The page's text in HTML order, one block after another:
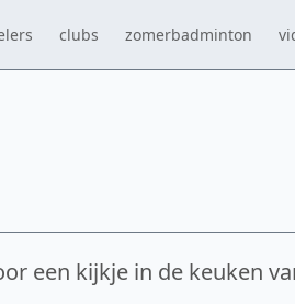
clubs zomerbadminton
een kijkje in de keuken